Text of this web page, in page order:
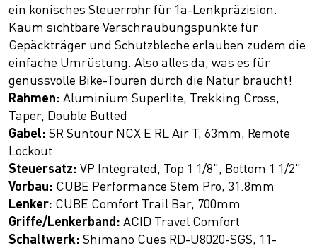
ein konisches Steuerrohr für 1a-Lenkpräzision.
Kaum sichtbare Verschraubungspunkte für
Gepäckträger und Schutzbleche erlauben zudem die
einfache Umrüstung. Also alles da, was es für
genussvolle Bike-Touren durch die Natur braucht!
Rahmen: Aluminium Superlite, Trekking Cross,
Taper, Double Butted
Gabel: SR Suntour NCX E RL Air T, 63mm, Remote
Lockout
Steuersatz: VP Integrated, Top 1 1/8", Bottom 1 1/2"
Vorbau: CUBE Performance Stem Pro, 31.8mm
Lenker: CUBE Comfort Trail Bar, 700mm
Griffe/Lenkerband: ACID Travel Comfort
Schaltwerk: Shimano Cues RD-U8020-SGS, 11-